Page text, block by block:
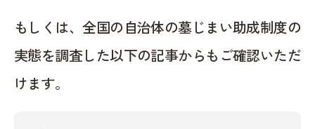
もしくは、全国の自治体の墓じまい助成制度の
実態を調査した以下の記事からもご確認いただ
けます。